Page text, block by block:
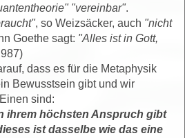
"vereinbar".
, so Weizsäcker, auch "nicht
Goethe sagt: "Alles ist in Gott,
dass es für die Metaphysik
Bewusstsein gibt und wir
sind:
ihrem höchsten Anspruch gibt
ist dasselbe wie das eine